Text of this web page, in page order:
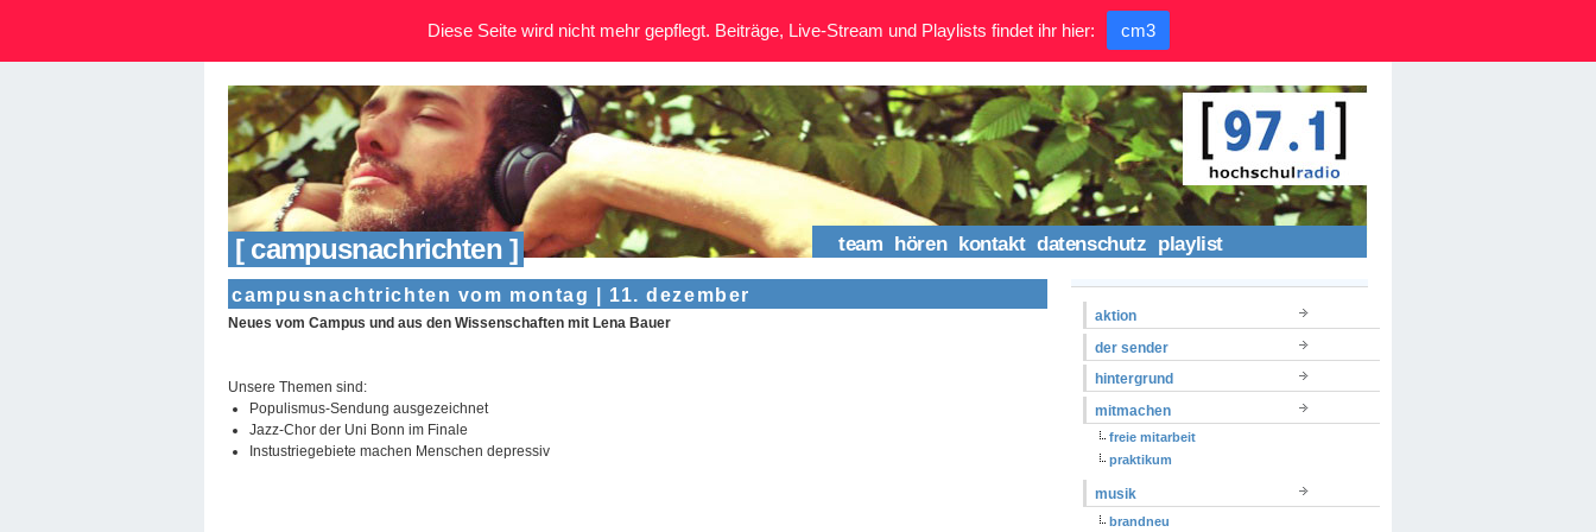
[ campusnachrichten ] team hören kontakt datenschutz playlist
campusnachtrichten vom montag | 11. dezember
Neues vom Campus und aus den Wissenschaften mit Lena Bauer
Unsere Themen sind:
Populismus-Sendung ausgezeichnet
Jazz-Chor der Uni Bonn im Finale
Instustriegebiete machen Menschen depressiv
aktion
der sender
hintergrund
mitmachen
freie mitarbeit
praktikum
musik
brandneu
Diese Seite wird nicht mehr gepflegt. Beiträge, Live-Stream und Playlists findet ihr hier: cm3